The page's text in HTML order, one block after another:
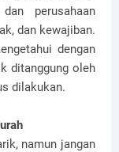
perusahaan
dan kewajiban.
dengan
ditanggung oleh
dilakukan.
namun jangan